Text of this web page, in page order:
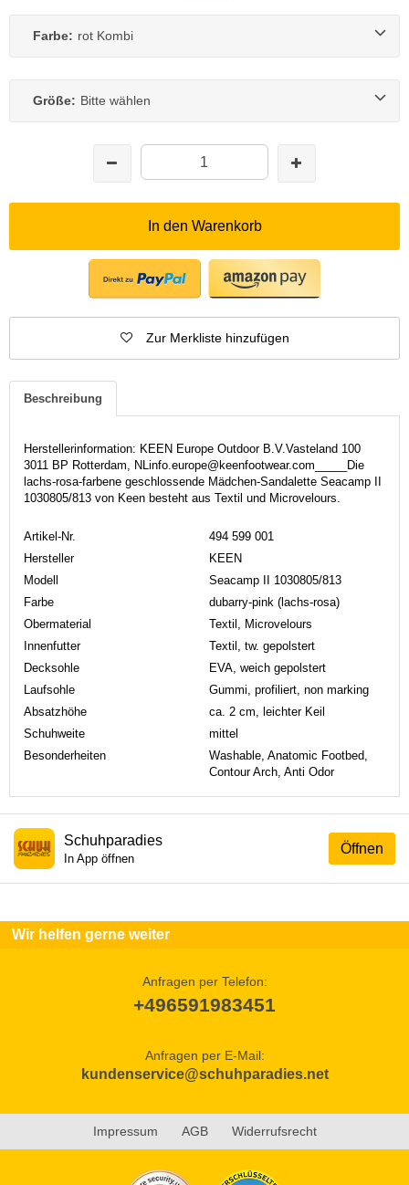
Farbe: rot Kombi
Größe: Bitte wählen
In den Warenkorb
Zur Merkliste hinzufügen
Beschreibung
Herstellerinformation: KEEN Europe Outdoor B.V.Vasteland 100
3011 BP Rotterdam, NLinfo.europe@keenfootwear.com_____Die
lachs-rosa-farbene geschlossende Mädchen-Sandalette Seacamp II
1030805/813 von Keen besteht aus Textil und Microvelours.
Artikel-Nr.
494 599 001
Hersteller
KEEN
Modell
Seacamp II 1030805/813
Farbe
dubarry-pink (lachs-rosa)
Obermaterial
Textil, Microvelours
Innenfutter
Textil, tw. gepolstert
Decksohle
EVA, weich gepolstert
Laufsohle
Gummi, profiliert, non marking
Absatzhöhe
ca. 2 cm, leichter Keil
Schuhweite
mittel
Besonderheiten
Washable, Anatomic Footbed,
Contour Arch, Anti Odor
Öffnen
Schuhparadies
In App öffnen
Wir helfen gerne weiter
Anfragen per Telefon:
+496591983451
Anfragen per E-Mail:
kundenservice@schuhparadies.net
Impressum AGB Widerrufsrecht